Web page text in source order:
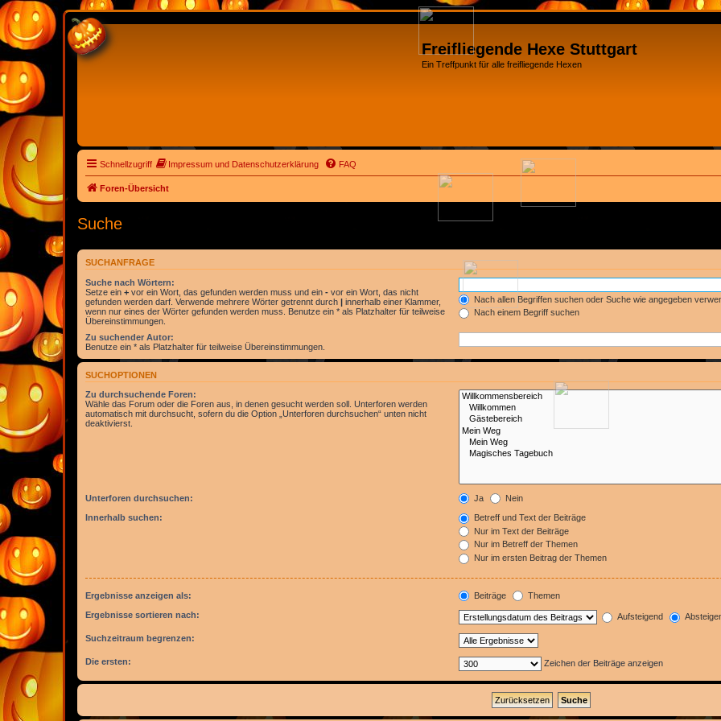
Freifliegende Hexe Stuttgart
Ein Treffpunkt für alle freifliegende Hexen
Schnellzugriff Impressum und Datenschutzerklärung FAQ
Foren-Übersicht
Suche
SUCHANFRAGE
Suche nach Wörtern:
Setze ein + vor ein Wort, das gefunden werden muss und ein - vor ein Wort, das nicht
gefunden werden darf. Verwende mehrere Wörter getrennt durch | innerhalb einer Klammer,
wenn nur eines der Wörter gefunden werden muss. Benutze ein * als Platzhalter für teilweise
Übereinstimmungen.
Nach allen Begriffen suchen oder Suche wie angegeben
Nach einem Begriff suchen
Zu suchender Autor:
Benutze ein * als Platzhalter für teilweise Übereinstimmungen.
SUCHOPTIONEN
Zu durchsuchende Foren:
Wähle das Forum oder die Foren aus, in denen gesucht werden soll. Unterforen werden
automatisch mit durchsucht, sofern du die Option „Unterforen durchsuchen“ unten nicht
deaktivierst.
Unterforen durchsuchen: Ja Nein
Innerhalb suchen:
Betreff und Text der Beiträge
Nur im Text der Beiträge
Nur im Betreff der Themen
Nur im ersten Beitrag der Themen
Ergebnisse anzeigen als: Beiträge Themen
Ergebnisse sortieren nach: Aufsteigend
Suchzeitraum begrenzen:
Die ersten: Zeichen der Beiträge anzeigen